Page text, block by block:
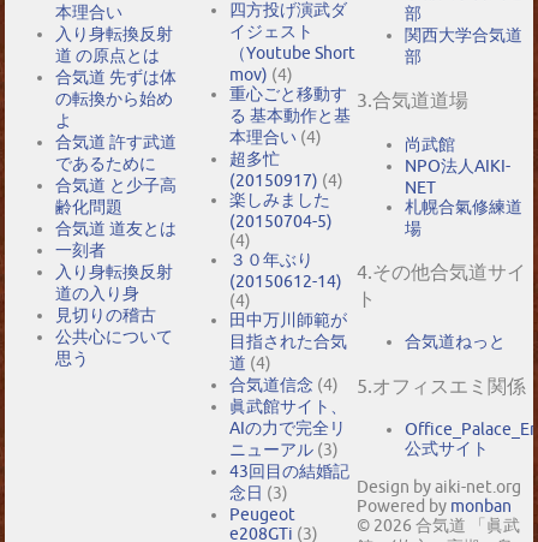
本理合い
入り身転換反射
道 の原点とは
合気道 先ずは体
の転換から始め
よ
合気道 許す武道
であるために
合気道 と少子高
齢化問題
合気道 道友とは
一刻者
入り身転換反射
道の入り身
見切りの稽古
公共心について
思う
四方投げ演武ダ
イジェスト
（Youtube Short
mov) (4)
重心ごと移動す
る 基本動作と基
本理合い (4)
超多忙
(20150917) (4)
楽しみました
(20150704-5)
(4)
３０年ぶり
(20150612-14)
(4)
田中万川師範が
目指された合気
道 (4)
合気道信念 (4)
眞武館サイト、
AIの力で完全リ
ニューアル (3)
43回目の結婚記
念日 (3)
Peugeot
e208GTi (3)
部
関西大学合気道
部
3.合気道道場
尚武館
NPO法人AIKI-
NET
札幌合氣修練道
場
4.その他合気道サイ
ト
合気道ねっと
5.オフィスエミ関係
公式サイト
Design by aiki-net.org
Powered by monban
© 2026 合気道 「眞武